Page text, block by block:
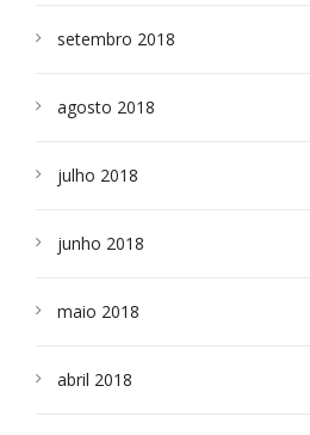
setembro 2018
agosto 2018
julho 2018
junho 2018
maio 2018
abril 2018